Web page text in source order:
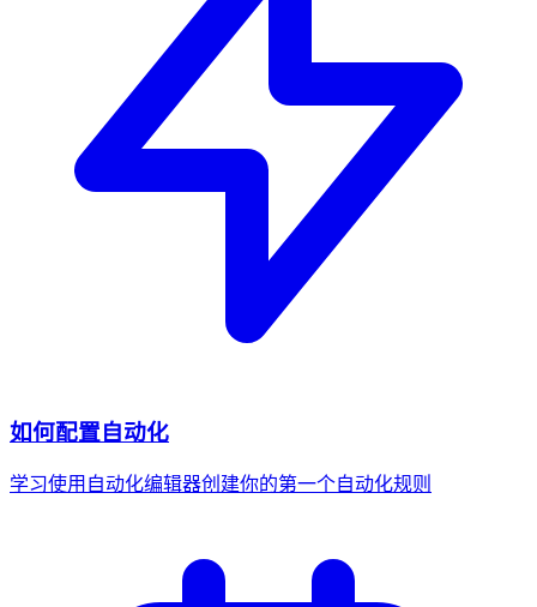
如何配置自动化
学习使用自动化编辑器创建你的第一个自动化规则